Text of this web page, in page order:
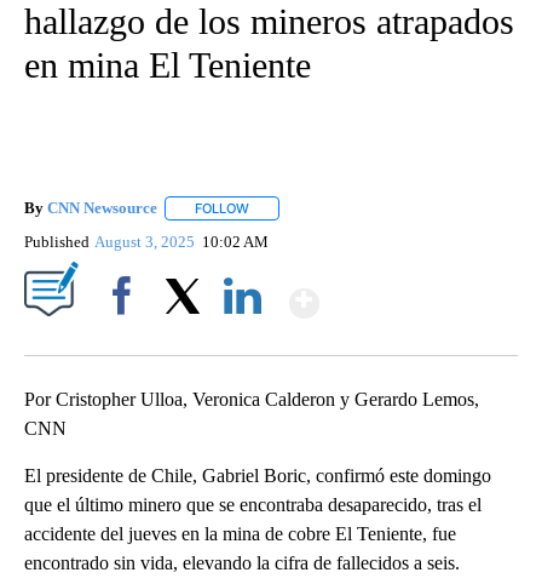
hallazgo de los mineros atrapados
en mina El Teniente
By CNN Newsource FOLLOW
Published August 3, 2025 10:02 AM
Por Cristopher Ulloa, Veronica Calderon y Gerardo Lemos,
CNN
El presidente de Chile, Gabriel Boric, confirmó este domingo
que el último minero que se encontraba desaparecido, tras el
accidente del jueves en la mina de cobre El Teniente, fue
encontrado sin vida, elevando la cifra de fallecidos a seis.